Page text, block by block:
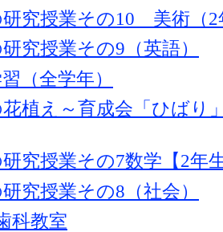
研究授業その10 美術（2
究授業その9（英語）
（全学年）
植え～育成会「ひばり
究授業その7数学【2年
究授業その8（社会）
科教室